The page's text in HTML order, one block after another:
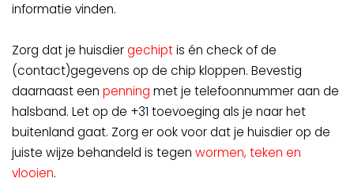
informatie vinden.
Zorg dat je huisdiergechiptis én check of de
(contact)gegevens op de chip kloppen. Bevestig
daarnaast een penning met je telefoonnummer aan de
halsband. Let op de +31 toevoeging als je naar het
buitenland gaat. Zorg er ook voor dat je huisdier op de
juiste wijze behandeld is tegen wormen, teken en
vlooien.